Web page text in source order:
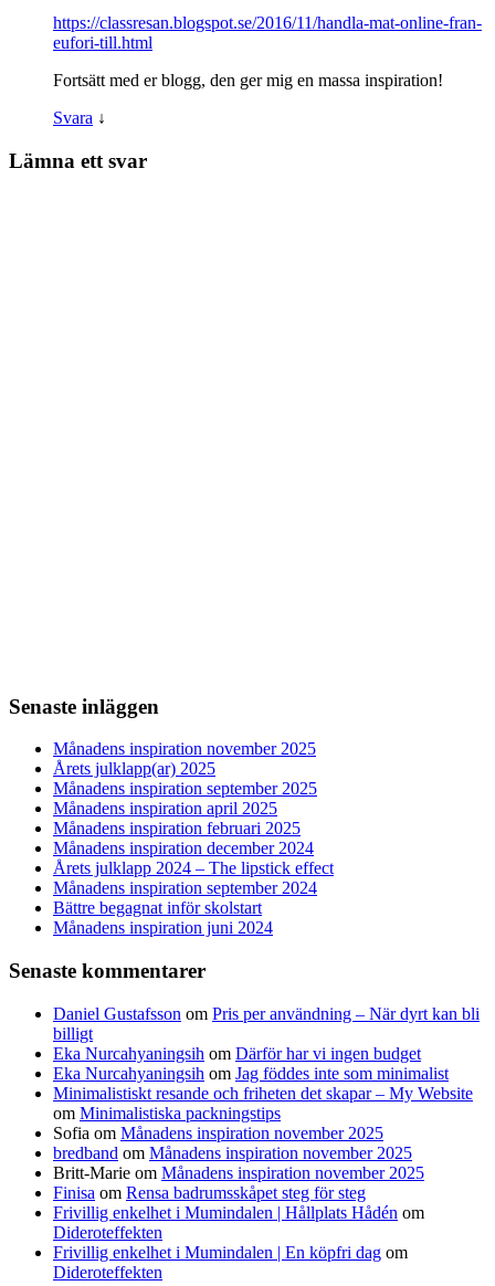
https://classresan.blogspot.se/2016/11/handla-mat-online-fran-
eufori-till.html
Fortsätt med er blogg, den ger mig en massa inspiration!
Svara ↓
Lämna ett svar
Senaste inläggen
Månadens inspiration november 2025
Årets julklapp(ar) 2025
Månadens inspiration september 2025
Månadens inspiration april 2025
Månadens inspiration februari 2025
Månadens inspiration december 2024
Årets julklapp 2024 – The lipstick effect
Månadens inspiration september 2024
Bättre begagnat inför skolstart
Månadens inspiration juni 2024
Senaste kommentarer
Daniel Gustafsson om Pris per användning – När dyrt kan bli
billigt
Eka Nurcahyaningsih om Därför har vi ingen budget
Eka Nurcahyaningsih om Jag föddes inte som minimalist
Minimalistiskt resande och friheten det skapar – My Website
om Minimalistiska packningstips
Sofia om Månadens inspiration november 2025
bredband om Månadens inspiration november 2025
Britt-Marie om Månadens inspiration november 2025
Finisa om Rensa badrumsskåpet steg för steg
Frivillig enkelhet i Mumindalen | Hållplats Hådén om
Dideroteffekten
Frivillig enkelhet i Mumindalen | En köpfri dag om
Dideroteffekten